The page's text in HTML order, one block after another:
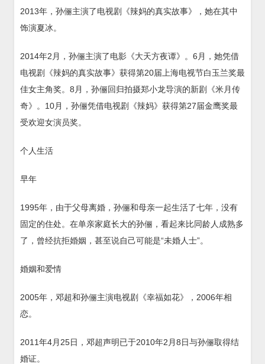
2013年，孙俪主演了电视剧《辣妈的真实故事》，她在其中
饰演夏冰。
2014年2月，孙俪主演了电影《大天方夜谭》。6月，她凭借
电视剧《辣妈的真实故事》获得第20届上海电视节白玉兰奖最
佳女主角奖。8月，孙俪回归拍摄郑小龙导演的新剧《米月传
奇》。10月，孙俪凭借电视剧《辣妈》获得第27届金鹰奖最
受欢迎女演员奖。
个人生活
早年
1995年，由于父母离婚，孙俪和母亲一起生活了七年，没有
固定的住处。在单亲家庭长大的孙俪，看起来比同龄人成熟多
了，曾经抗拒婚姻，甚至说自己可能是“未婚人士”。
婚姻和爱情
2005年，邓超和孙俪主演电视剧《幸福如花》，2006年相
恋。
2011年4月25日，邓超声明已于2010年2月8日与孙俪取得结
婚证。